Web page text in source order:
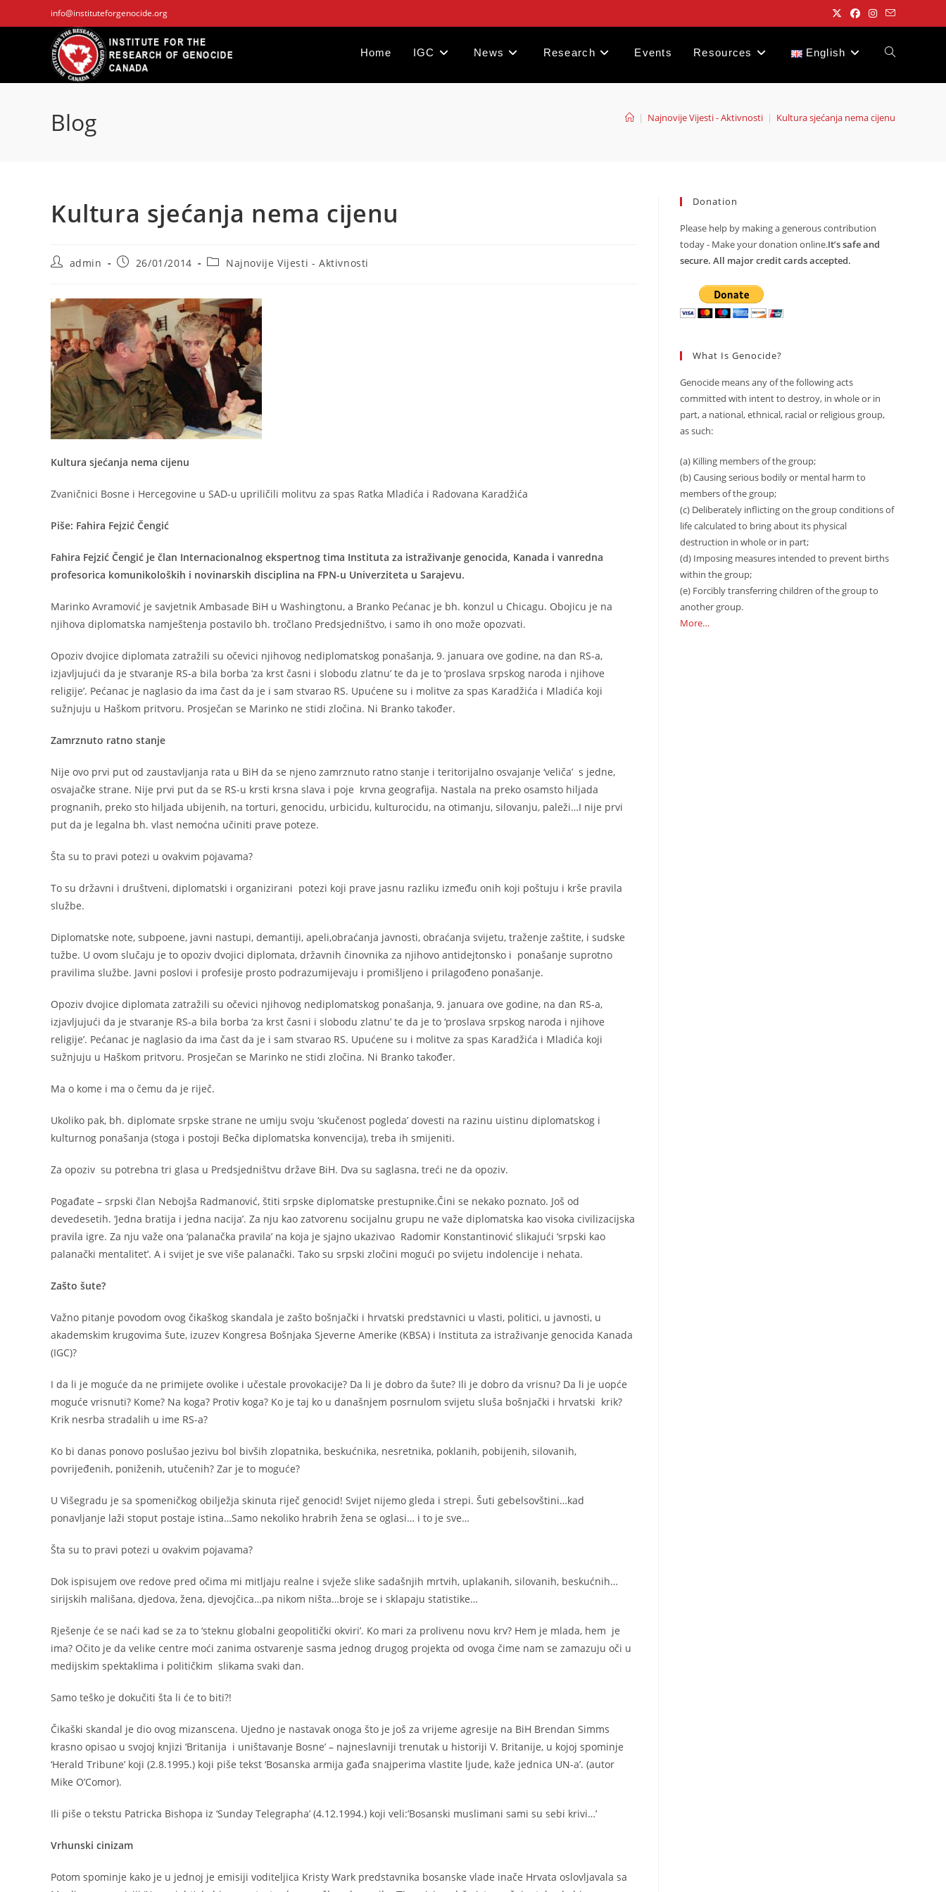
to
info@instituteforgenocide.org
Home IGC News Research Events Resources English Toggle
Blog | Najnovije Vijesti - Aktivnosti | Kultura sjećanja nema cijenu
Kultura sjećanja nema cijenu
Postadmin
Post26/01/2014
PostNajnovije Vijesti - Aktivnosti
Kultura sjećanja nema cijenu
Zvaničnici Bosne i Hercegovine u SAD-u upriličili molitvu za spas Ratka Mladića i Radovana Karadžića
Piše: Fahira Fejzić Čengić
Fahira Fejzić Čengić je član Internacionalnog ekspertnog tima Instituta za istraživanje genocida, Kanada i vanredna
profesorica komunikoloških i novinarskih disciplina na FPN-u Univerziteta u Sarajevu.
Marinko Avramović je savjetnik Ambasade BiH u Washingtonu, a Branko Pećanac je bh. konzul u Chicagu. Obojicu je na
njihova diplomatska namještenja postavilo bh. tročlano Predsjedništvo, i samo ih ono može opozvati.
Opoziv dvojice diplomata zatražili su očevici njihovog nediplomatskog ponašanja, 9. januara ove godine, na dan RS-a,
izjavljujući da je stvaranje RS-a bila borba ‘za krst časni i slobodu zlatnu’ te da je to ‘proslava srpskog naroda i njihove
religije’. Pećanac je naglasio da ima čast da je i sam stvarao RS. Upućene su i molitve za spas Karadžića i Mladića koji
sužnjuju u Haškom pritvoru. Prosječan se Marinko ne stidi zločina. Ni Branko također.
Zamrznuto ratno stanje
Nije ovo prvi put od zaustavljanja rata u BiH da se njeno zamrznuto ratno stanje i teritorijalno osvajanje ‘veliča’ s jedne,
osvajačke strane. Nije prvi put da se RS-u krsti krsna slava i poje krvna geografija. Nastala na preko osamsto hiljada
prognanih, preko sto hiljada ubijenih, na torturi, genocidu, urbicidu, kulturocidu, na otimanju, silovanju, paleži…I nije prvi
put da je legalna bh. vlast nemoćna učiniti prave poteze.
Šta su to pravi potezi u ovakvim pojavama?
To su državni i društveni, diplomatski i organizirani potezi koji prave jasnu razliku između onih koji poštuju i krše pravila
službe.
Diplomatske note, subpoene, javni nastupi, demantiji, apeli,obraćanja javnosti, obraćanja svijetu, traženje zaštite, i sudske
tužbe. U ovom slučaju je to opoziv dvojici diplomata, državnih činovnika za njihovo antidejtonsko i ponašanje suprotno
pravilima službe. Javni poslovi i profesije prosto podrazumijevaju i promišljeno i prilagođeno ponašanje.
Opoziv dvojice diplomata zatražili su očevici njihovog nediplomatskog ponašanja, 9. januara ove godine, na dan RS-a,
izjavljujući da je stvaranje RS-a bila borba ‘za krst časni i slobodu zlatnu’ te da je to ‘proslava srpskog naroda i njihove
religije’. Pećanac je naglasio da ima čast da je i sam stvarao RS. Upućene su i molitve za spas Karadžića i Mladića koji
sužnjuju u Haškom pritvoru. Prosječan se Marinko ne stidi zločina. Ni Branko također.
Ma o kome i ma o čemu da je riječ.
Ukoliko pak, bh. diplomate srpske strane ne umiju svoju ‘skučenost pogleda’ dovesti na razinu uistinu diplomatskog i
kulturnog ponašanja (stoga i postoji Bečka diplomatska konvencija), treba ih smijeniti.
Za opoziv su potrebna tri glasa u Predsjedništvu države BiH. Dva su saglasna, treći ne da opoziv.
Pogađate – srpski član Nebojša Radmanović, štiti srpske diplomatske prestupnike.Čini se nekako poznato. Još od
devedesetih. ‘Jedna bratija i jedna nacija’. Za nju kao zatvorenu socijalnu grupu ne važe diplomatska kao visoka civilizacijska
pravila igre. Za nju važe ona ‘palanačka pravila’ na koja je sjajno ukazivao Radomir Konstantinović slikajući ‘srpski kao
palanački mentalitet’. A i svijet je sve više palanački. Tako su srpski zločini mogući po svijetu indolencije i nehata.
Zašto šute?
Važno pitanje povodom ovog čikaškog skandala je zašto bošnjački i hrvatski predstavnici u vlasti, politici, u javnosti, u
akademskim krugovima šute, izuzev Kongresa Bošnjaka Sjeverne Amerike (KBSA) i Instituta za istraživanje genocida Kanada
(IGC)?
I da li je moguće da ne primijete ovolike i učestale provokacije? Da li je dobro da šute? Ili je dobro da vrisnu? Da li je uopće
moguće vrisnuti? Kome? Na koga? Protiv koga? Ko je taj ko u današnjem posrnulom svijetu sluša bošnjački i hrvatski krik?
Krik nesrba stradalih u ime RS-a?
Ko bi danas ponovo poslušao jezivu bol bivših zlopatnika, beskućnika, nesretnika, poklanih, pobijenih, silovanih,
povrijeđenih, poniženih, utučenih? Zar je to moguće?
U Višegradu je sa spomeničkog obilježja skinuta riječ genocid! Svijet nijemo gleda i strepi. Šuti gebelsovštini…kad
ponavljanje laži stoput postaje istina…Samo nekoliko hrabrih žena se oglasi… i to je sve…
Šta su to pravi potezi u ovakvim pojavama?
Dok ispisujem ove redove pred očima mi mitljaju realne i svježe slike sadašnjih mrtvih, uplakanih, silovanih, beskućnih…
sirijskih mališana, djedova, žena, djevojčica…pa nikom ništa…broje se i sklapaju statistike…
Rješenje će se naći kad se za to ‘steknu globalni geopolitički okviri’. Ko mari za prolivenu novu krv? Hem je mlada, hem je
ima? Očito je da velike centre moći zanima ostvarenje sasma jednog drugog projekta od ovoga čime nam se zamazuju oči u
medijskim spektaklima i političkim slikama svaki dan.
Samo teško je dokučiti šta li će to biti?!
Čikaški skandal je dio ovog mizanscena. Ujedno je nastavak onoga što je još za vrijeme agresije na BiH Brendan Simms
krasno opisao u svojoj knjizi ‘Britanija i uništavanje Bosne’ – najneslavniji trenutak u historiji V. Britanije, u kojoj spominje
‘Herald Tribune’ koji (2.8.1995.) koji piše tekst ‘Bosanska armija gađa snajperima vlastite ljude, kaže jednica UN-a’. (autor
Mike O’Comor).
Ili piše o tekstu Patricka Bishopa iz ‘Sunday Telegrapha’ (4.12.1994.) koji veli:’Bosanski muslimani sami su sebi krivi…’
Vrhunski cinizam
Potom spominje kako je u jednoj je emisiji voditeljica Kristy Wark predstavnika bosanske vlade inače Hrvata oslovljavala sa
Donation
Please help by making a generous contribution
today - Make your donation online.It’s safe and
secure. All major credit cards accepted.
What Is Genocide?
Genocide means any of the following acts
committed with intent to destroy, in whole or in
part, a national, ethnical, racial or religious group,
as such:
(a) Killing members of the group;
(b) Causing serious bodily or mental harm to
members of the group;
(c) Deliberately inflicting on the group conditions of
life calculated to bring about its physical
destruction in whole or in part;
(d) Imposing measures intended to prevent births
within the group;
(e) Forcibly transferring children of the group to
another group.
More…